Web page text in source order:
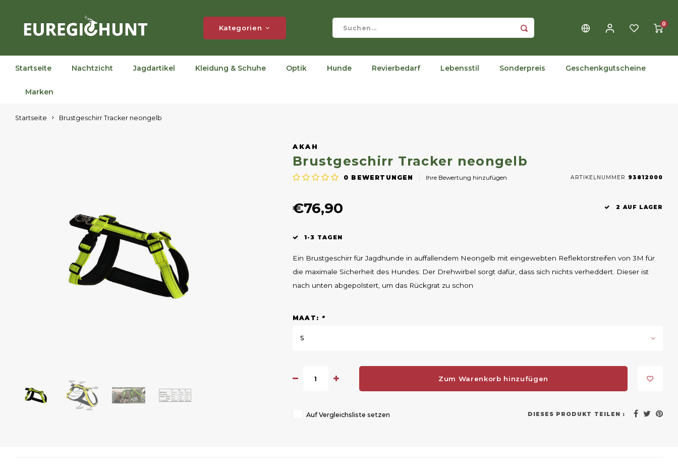
Kategorien 0
Startseite Nachtzicht Jagdartikel Kleidung & Schuhe Optik Hunde Revierbedarf Lebensstil Sonderpreis Geschenkgutscheine
Marken
Startseite Brustgeschirr Tracker neongelb
AKAH
Brustgeschirr Tracker neongelb
0 BEWERTUNGEN Ihre Bewertung hinzufügen ARTIKELNUMMER 93812000
€76,90 2 AUF LAGER
1-3 TAGEN
Ein Brustgeschirr für Jagdhunde in auffallendem Neongelb mit eingewebten Reflektorstreifen von 3M für
die maximale Sicherheit des Hundes. Der Drehwirbel sorgt dafür, dass sich nichts verheddert. Dieser ist
nach unten abgepolstert, um das Rückgrat zu schon
MAAT: *
S
Zum Warenkorb hinzufügen
Auf Vergleichsliste setzen DIESES PRODUKT TEILEN :